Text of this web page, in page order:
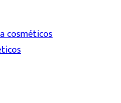
cosméticos